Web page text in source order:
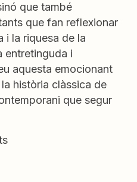
que també
que fan reflexionar
i la riquesa de la
entretinguda i
aquesta emocionant
història clàssica de
que segur